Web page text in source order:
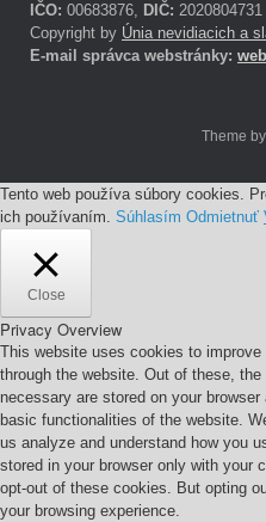
IČO: 00683876, DIČ: 2020804731
Copyright by Únia nevidiacich a
E-mail správca webstránky:
Theme by
Tento web používa súbory cookies.
ich používaním. Súhlasím Odmietnuť
Close
Privacy Overview
This website uses cookies to
through the website. Out of these,
necessary are stored on your
basic functionalities of the website.
us analyze and understand how you
stored in your browser only with your
opt-out of these cookies. But opting
your browsing experience.